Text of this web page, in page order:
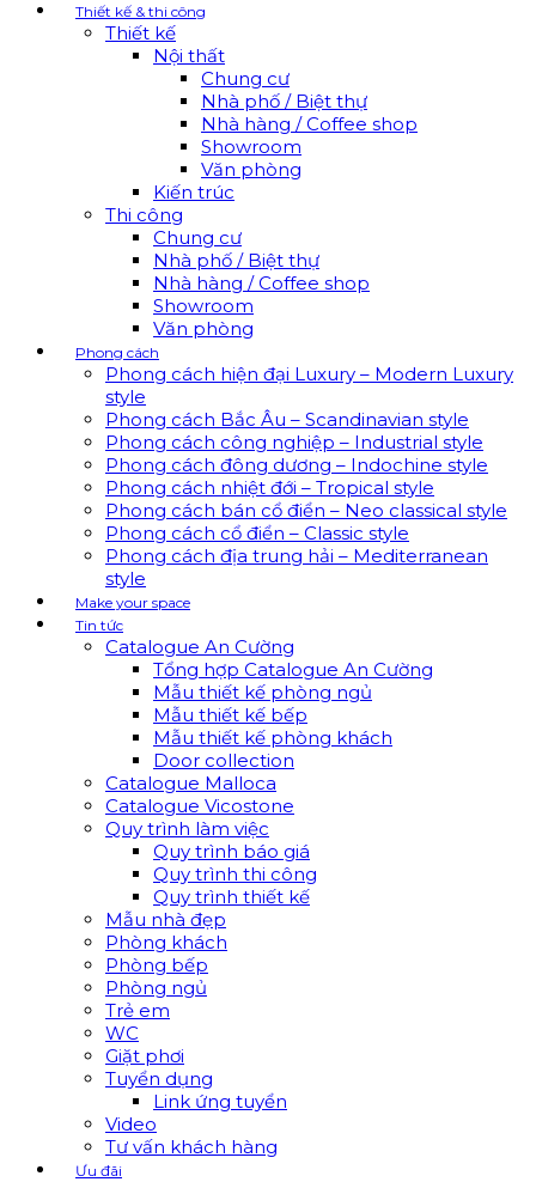
Thiết kế & thi công
Thiết kế
Nội thất
Chung cư
Nhà phố / Biệt thự
Nhà hàng / Coffee shop
Showroom
Văn phòng
Kiến trúc
Thi công
Chung cư
Nhà phố / Biệt thự
Nhà hàng / Coffee shop
Showroom
Văn phòng
Phong cách
Phong cách hiện đại Luxury – Modern Luxury
style
Phong cách Bắc Âu – Scandinavian style
Phong cách công nghiệp – Industrial style
Phong cách đông dương – Indochine style
Phong cách nhiệt đới – Tropical style
Phong cách bán cổ điển – Neo classical style
Phong cách cổ điển – Classic style
Phong cách địa trung hải – Mediterranean
style
Make your space
Tin tức
Catalogue An Cường
Tổng hợp Catalogue An Cường
Mẫu thiết kế phòng ngủ
Mẫu thiết kế bếp
Mẫu thiết kế phòng khách
Door collection
Catalogue Malloca
Catalogue Vicostone
Quy trình làm việc
Quy trình báo giá
Quy trình thi công
Quy trình thiết kế
Mẫu nhà đẹp
Phòng khách
Phòng bếp
Phòng ngủ
Trẻ em
WC
Giặt phơi
Tuyển dụng
Link ứng tuyển
Video
Tư vấn khách hàng
Ưu đãi